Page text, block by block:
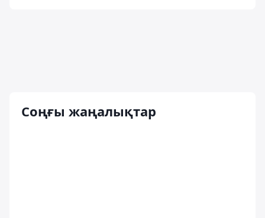
Соңғы жаңалықтар